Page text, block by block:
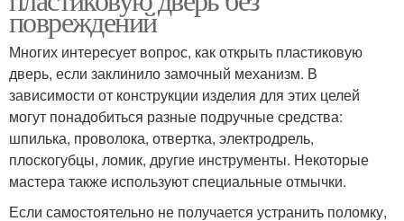
повреждений
Многих интересует вопрос, как открыть пластиковую
дверь, если заклинило замочный механизм. В
зависимости от конструкции изделия для этих целей
могут понадобиться разные подручные средства:
шпилька, проволока, отвертка, электродрель,
плоскогубцы, ломик, другие инструменты. Некоторые
мастера также используют специальные отмычки.
Если самостоятельно не получается устранить поломку,